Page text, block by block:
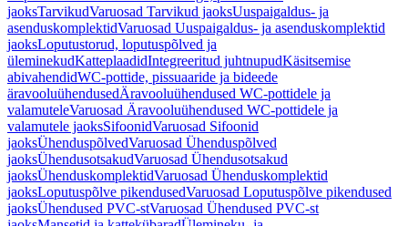
jaoksTarvikudVaruosad Tarvikud jaoksUuspaigaldus- ja
asenduskomplektidVaruosad Uuspaigaldus- ja asenduskomplektid
jaoksLoputustorud, loputuspõlved ja
üleminekudKatteplaadidIntegreeritud juhtnupudKäsitsemise
abivahendidWC-pottide, pissuaaride ja bideede
äravooluühendusedÄravooluühendused WC-pottidele ja
valamuteleVaruosad Äravooluühendused WC-pottidele ja
valamutele jaoksSifoonidVaruosad Sifoonid
jaoksÜhenduspõlvedVaruosad Ühenduspõlved
jaoksÜhendusotsakudVaruosad Ühendusotsakud
jaoksÜhenduskomplektidVaruosad Ühenduskomplektid
jaoksLoputuspõlve pikendusedVaruosad Loputuspõlve pikendused
jaoksÜhendused PVC-stVaruosad Ühendused PVC-st